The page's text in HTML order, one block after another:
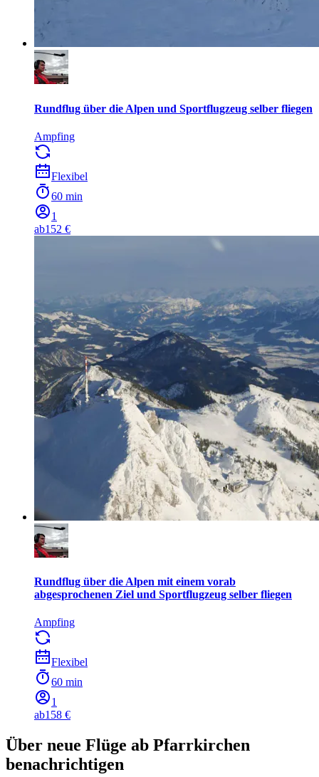
Rundflug über die Alpen und Sportflugzeug selber fliegen
Ampfing
Flexibel
60 min
1
ab152 €
Rundflug über die Alpen mit einem vorab
abgesprochenen Ziel und Sportflugzeug selber fliegen
Ampfing
Flexibel
60 min
1
ab158 €
Über neue Flüge ab Pfarrkirchen
benachrichtigen